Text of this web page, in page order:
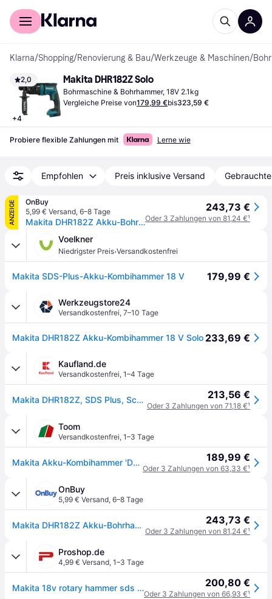
Für Shopper
Klarna/Shopping/Renovierung & Bau/Werkzeuge & Maschinen/
2,0
+4
Makita DHR182Z Solo
Bohrmaschine & Bohrhammer, 18V 2.1kg
Vergleiche Preise von179,99 €bis323,59 €
Probiere flexible Zahlungen mit Lerne wie
Empfohlen Preis inklusive Versand
ANZEIGE
OnBuy
5,99 € Versand, 6–8 Tage
Makita DHR182Z Akku-Bohrhammer
243,73 €
Oder 3 Zahlungen von 81,24 €¹
Voelkner
Niedrigster Preis·Versandkostenfrei
Makita SDS-Plus-Akku-Kombihammer 18 V 179,99 €
Werkzeugstore24
Versandkostenfrei, 7–10 Tage
Makita DHR182Z Akku-Kombihammer 18 V Solo 233,69 €
Kaufland.de
Versandkostenfrei, 1–4 Tage
Makita DHR182Z, SDS Plus, Schwarz, Blau, 1,8 cm, 5000 RPM, 1,7 J, 5 - 8 mm 213,56 €
Oder 3 Zahlungen von 71,18 €¹
Toom
Versandkostenfrei, 1–3 Tage
Makita Akku-Kombihammer 'DHR182Z' SDS-Plus 18 V ohne Akku und Ladegerät 189,99 €
Oder 3 Zahlungen von 63,33 €¹
OnBuy
5,99 € Versand, 6–8 Tage
Makita DHR182Z Akku-Bohrhammer 243,73 €
Oder 3 Zahlungen von 81,24 €¹
Proshop.de
4,99 € Versand, 1–3 Tage
Makita 18v rotary hammer sds plus dhr182z solo 200,80 €
Oder 3 Zahlungen von 66,93 €¹